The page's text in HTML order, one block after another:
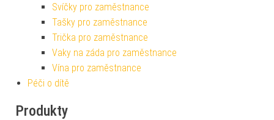
Svíčky pro zaměstnance
Tašky pro zaměstnance
Trička pro zaměstnance
Vaky na záda pro zaměstnance
Vína pro zaměstnance
Péči o dítě
Produkty